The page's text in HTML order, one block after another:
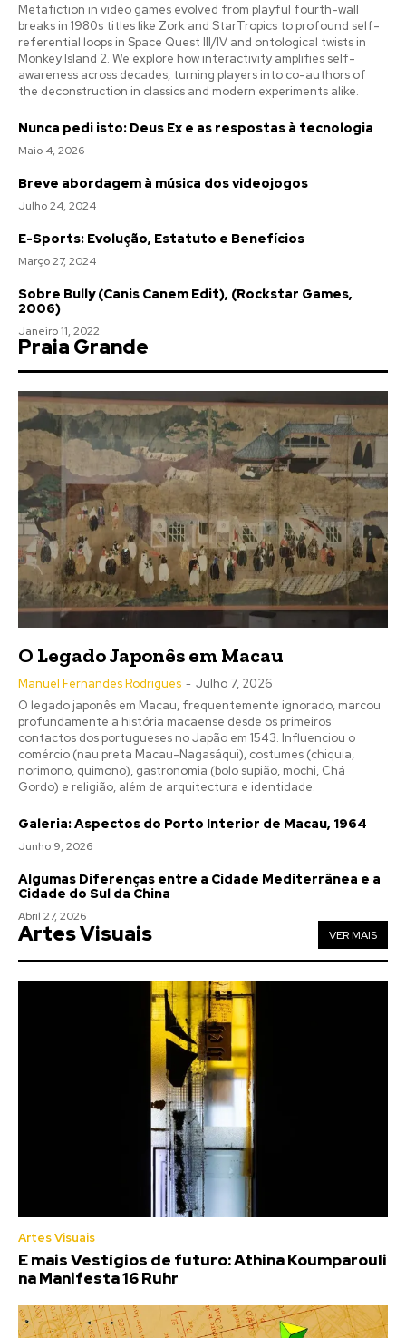
Metafiction in video games evolved from playful fourth-wall
breaks in 1980s titles like Zork and StarTropics to profound self-
referential loops in Space Quest III/IV and ontological twists in
Monkey Island 2. We explore how interactivity amplifies self-
awareness across decades, turning players into co-authors of
the deconstruction in classics and modern experiments alike.
Nunca pedi isto: Deus Ex e as respostas à tecnologia
Maio 4, 2026
Breve abordagem à música dos videojogos
Julho 24, 2024
E-Sports: Evolução, Estatuto e Benefícios
Março 27, 2024
Sobre Bully (Canis Canem Edit), (Rockstar Games,
2006)
Janeiro 11, 2022
Praia Grande
O Legado Japonês em Macau
Manuel Fernandes Rodrigues - Julho 7, 2026
O legado japonês em Macau, frequentemente ignorado, marcou
profundamente a história macaense desde os primeiros
contactos dos portugueses no Japão em 1543. Influenciou o
comércio (nau preta Macau-Nagasáqui), costumes (chiquia,
norimono, quimono), gastronomia (bolo supião, mochi, Chá
Gordo) e religião, além de arquitectura e identidade.
Galeria: Aspectos do Porto Interior de Macau, 1964
Junho 9, 2026
Algumas Diferenças entre a Cidade Mediterrânea e a
Cidade do Sul da China
Abril 27, 2026
Artes Visuais VER MAIS
Artes Visuais
E mais Vestígios de futuro: Athina Koumparouli
na Manifesta 16 Ruhr